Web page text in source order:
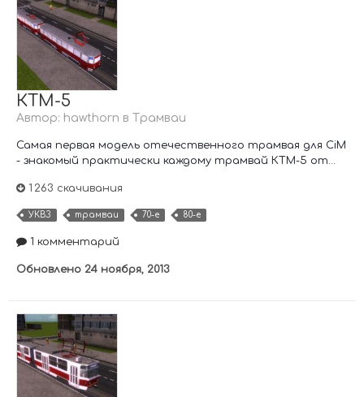
КТМ-5
Автор: hawthorn в Трамваи
Самая первая модель отечественного трамвая для CiM
- знакомый практически каждому трамвай КТМ-5 от...
1 263 скачивания
УКВЗ трамваи 70-е 80-е
1 комментарий
Обновлено 24 ноября, 2013